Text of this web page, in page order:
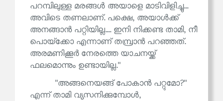
പറമ്പിലുള്ള മരങ്ങൾ അയാളെ മാടിവിളിച്ചു...
അവിടെ തണലാണ്. പക്ഷെ, അയാൾക്ക്
അനങ്ങാൻ പറ്റിയില്ല.... ഇനി നിക്കണ്ട താമി, നീ
പൊയ്‌ക്കോ എന്നാണ് തമ്പ്രാൻ പറഞ്ഞത്.
അരമണിക്കൂർ നേരത്തെ യാചനയ്ക്ക്
ഫലമൊന്നും ഉണ്ടായില്ല.''
''അങ്ങനെയങ്ങ് പോകാൻ പറ്റുമോ?''
എന്ന് താമി വ്യസനിക്കുമ്പോൾ,